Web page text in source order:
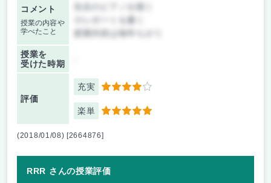
コメント
授業の内容や
学べたこと
小レポートを書く
授業内容は毎年ちがう
授業を
受けた時期
評価
充実 4
楽単 5
(2018/01/08) [2664876]
RRR さんの授業評価